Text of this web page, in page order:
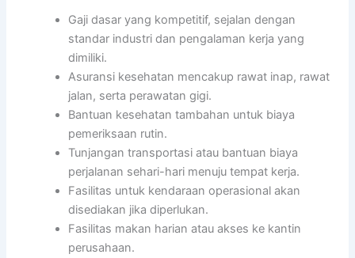
Gaji dasar yang kompetitif, sejalan dengan
standar industri dan pengalaman kerja yang
dimiliki.
Asuransi kesehatan mencakup rawat inap, rawat
jalan, serta perawatan gigi.
Bantuan kesehatan tambahan untuk biaya
pemeriksaan rutin.
Tunjangan transportasi atau bantuan biaya
perjalanan sehari-hari menuju tempat kerja.
Fasilitas untuk kendaraan operasional akan
disediakan jika diperlukan.
Fasilitas makan harian atau akses ke kantin
perusahaan.